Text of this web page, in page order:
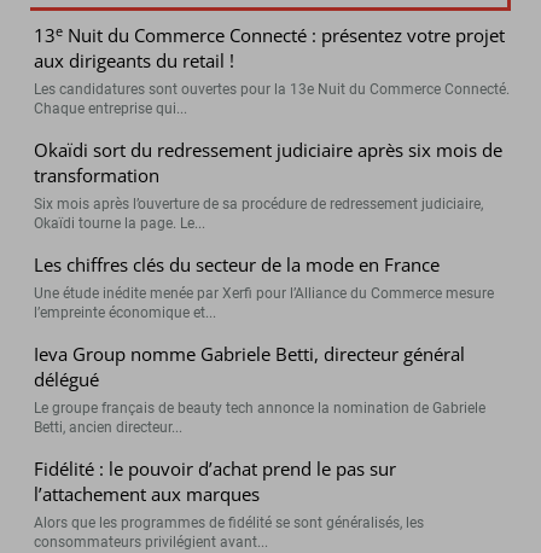
13e Nuit du Commerce Connecté : présentez votre projet
aux dirigeants du retail !
Les candidatures sont ouvertes pour la 13e Nuit du Commerce Connecté.
Chaque entreprise qui...
Okaïdi sort du redressement judiciaire après six mois de
transformation
Six mois après l’ouverture de sa procédure de redressement judiciaire,
Okaïdi tourne la page. Le...
Les chiffres clés du secteur de la mode en France
Une étude inédite menée par Xerfi pour l’Alliance du Commerce mesure
l’empreinte économique et...
Ieva Group nomme Gabriele Betti, directeur général
délégué
Le groupe français de beauty tech annonce la nomination de Gabriele
Betti, ancien directeur...
Fidélité : le pouvoir d’achat prend le pas sur
l’attachement aux marques
Alors que les programmes de fidélité se sont généralisés, les
consommateurs privilégient avant...